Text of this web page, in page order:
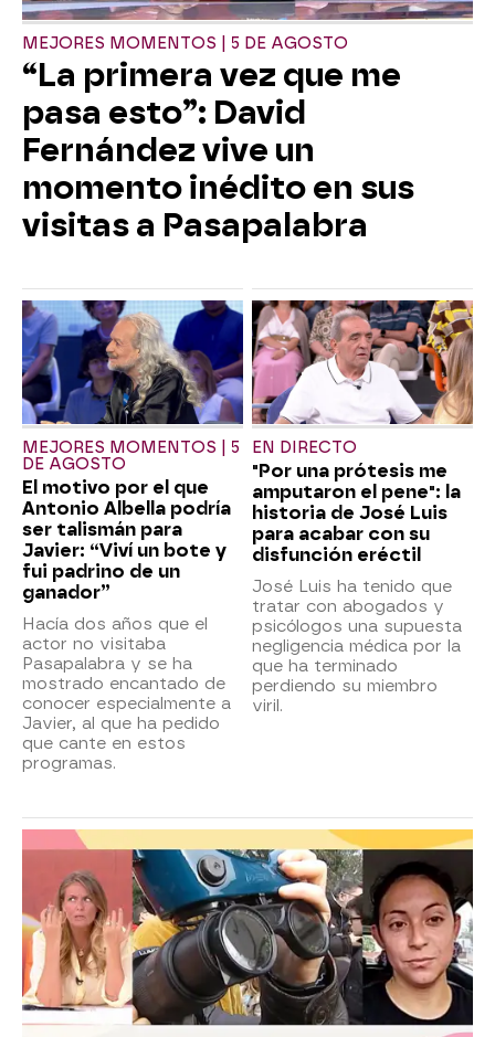
MEJORES MOMENTOS | 5 DE AGOSTO
“La primera vez que me
pasa esto”: David
Fernández vive un
momento inédito en sus
visitas a Pasapalabra
MEJORES MOMENTOS | 5
DE AGOSTO
El motivo por el que
Antonio Albella podría
ser talismán para
Javier: “Viví un bote y
fui padrino de un
ganador”
Hacía dos años que el
actor no visitaba
Pasapalabra y se ha
mostrado encantado de
conocer especialmente a
Javier, al que ha pedido
que cante en estos
programas.
EN DIRECTO
"Por una prótesis me
amputaron el pene": la
historia de José Luis
para acabar con su
disfunción eréctil
José Luis ha tenido que
tratar con abogados y
psicólogos una supuesta
negligencia médica por la
que ha terminado
perdiendo su miembro
viril.